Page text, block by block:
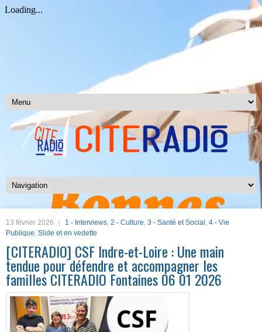
13 février 2026 1 - Interviews, 2 - Culture, 3 - Santé et Social , 4 - Vie
Publique, Slide et en vedette
[CITERADIO] CSF Indre-et-Loire : Une main
tendue pour défendre et accompagner les
familles CITERADIO Fontaines 06 01 2026